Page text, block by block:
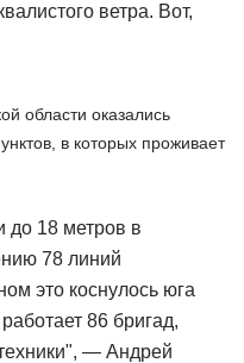
ветра. Вот,
области оказались
в которых проживает
до 18 метров в
78 линий
это коснулось юга
86 бригад,
— Андрей